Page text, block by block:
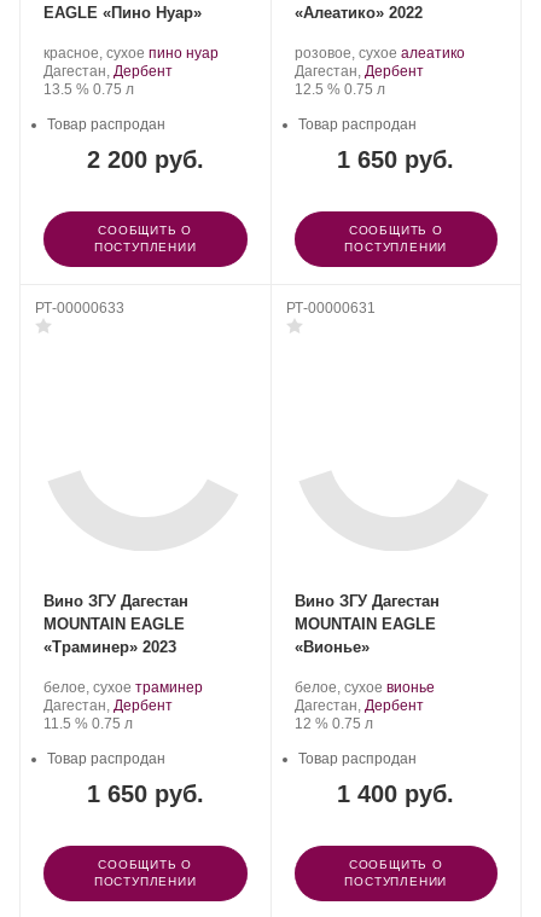
EAGLE «Пино Нуар»
Производитель:
ООО
«Агролайн».
красное, сухое .
Сорт
пино нуар.
Регион:
Дагестан, Дербент
Крепость
13.5 %. Объем
0.75 л
2 200 руб.
Товар распродан
СООБЩИТЬ О
ПОСТУПЛЕНИИ
«Алеатико» 2022
Производитель:
ООО
«Агролайн».
розовое, сухое .
Сорт
алеатико.
Регион:
Дагестан, Дербент
Крепость
12.5 %. Объем
0.75 л
1 650 руб.
Товар распродан
СООБЩИТЬ О
ПОСТУПЛЕНИИ
РТ-00000633
Вино ЗГУ Дагестан
MOUNTAIN EAGLE
«Траминер» 2023
Производитель:
ООО
«Агролайн».
белое, сухое .
Сорт
траминер.
Регион:
Дагестан, Дербент
Крепость
11.5 %. Объем
0.75 л
1 650 руб.
Товар распродан
СООБЩИТЬ О
ПОСТУПЛЕНИИ
РТ-00000631
Вино ЗГУ Дагестан
MOUNTAIN EAGLE
«Вионье»
Производитель:
ООО
«Агролайн».
белое, сухое .
Сорт
вионье.
Регион:
Дагестан, Дербент
Крепость
12 %. Объем
0.75 л
1 400 руб.
Товар распродан
СООБЩИТЬ О
ПОСТУПЛЕНИИ